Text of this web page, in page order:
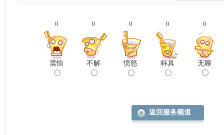
0
震惊
0
不解
0
愤怒
0
杯具
0
无聊
返回服务频道